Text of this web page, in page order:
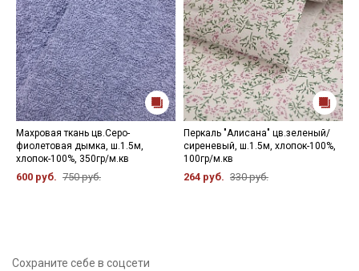
Махровая ткань цв.Серо-
фиолетовая дымка, ш.1.5м,
хлопок-100%, 350гр/м.кв
600 руб. 750 руб.
Перкаль "Алисана" цв.зеленый/
сиреневый, ш.1.5м, хлопок-100%,
100гр/м.кв
264 руб. 330 руб.
Сохраните себе в соцсети